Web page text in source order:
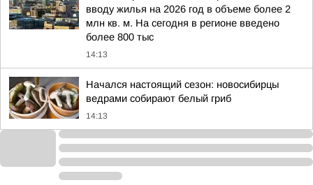
вводу жилья на 2026 год в объеме более 2
млн кв. м. На сегодня в регионе введено
более 800 тыс
14:13
Начался настоящий сезон: новосибирцы
ведрами собирают белый гриб
14:13